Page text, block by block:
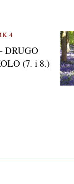
4
DRUGO
(7. i 8.)